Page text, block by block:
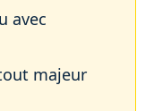
avec
majeur